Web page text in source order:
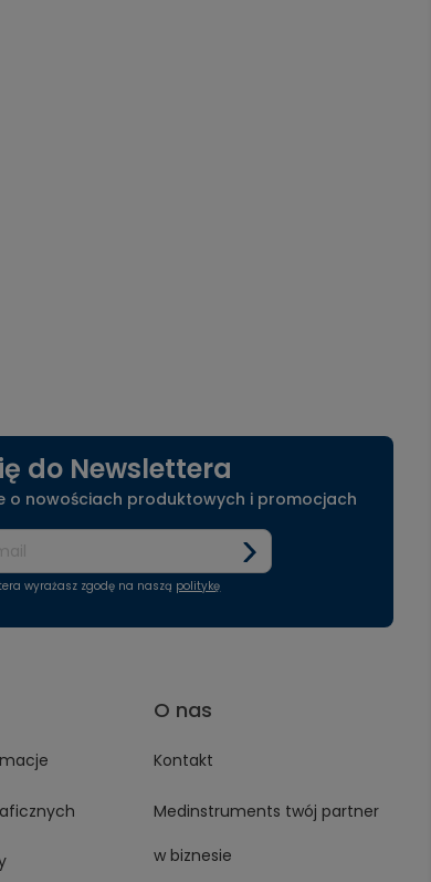
do Newslettera
o nowościach produktowych i promocjach
wyrażasz zgodę na naszą politykę
O nas
Kontakt
Medinstruments twój partner
w biznesie